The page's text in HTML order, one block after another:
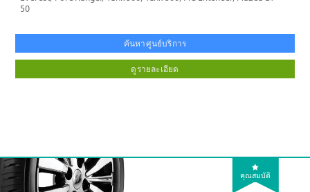
50
ค้นหาศูนย์บริการ
ดูรายละเอียด
คุณสมบัติ